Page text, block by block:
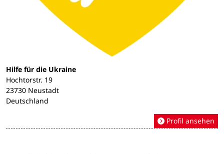
Hilfe für die Ukraine
Hochtorstr. 19
23730 Neustadt
Deutschland
Profil ansehen